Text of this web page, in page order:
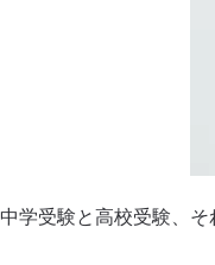
中学受験と高校受験、